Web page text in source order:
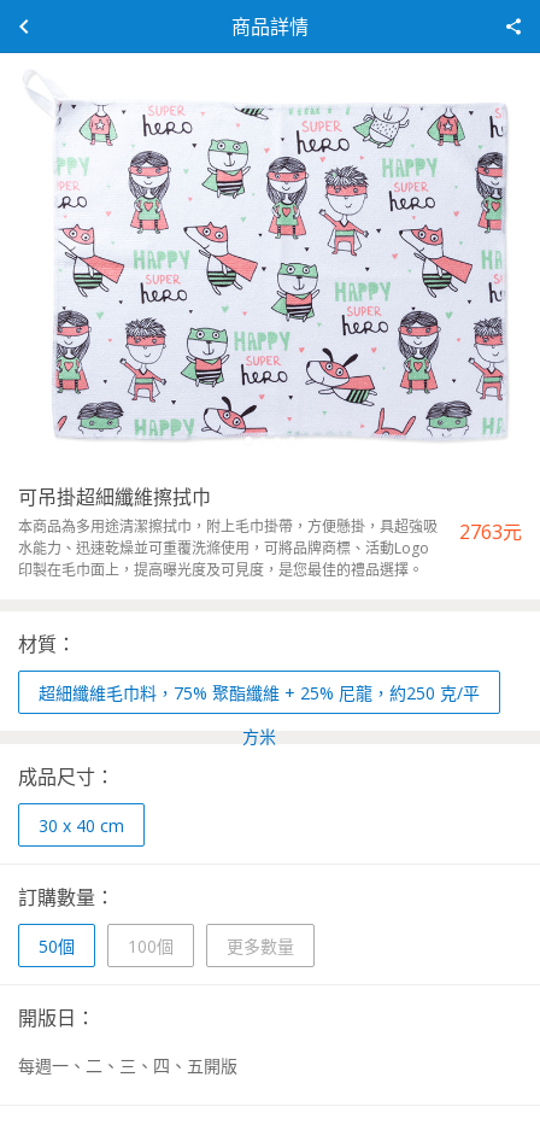
商品詳情
可吊掛超細纖維擦拭巾
本商品為多用途清潔擦拭巾，附上毛巾掛帶，方便懸掛，具超強吸
水能力、迅速乾燥並可重覆洗滌使用，可將品牌商標、活動Logo
印製在毛巾面上，提高曝光度及可見度，是您最佳的禮品選擇。
2763元
材質：
超細纖維毛巾料，75% 聚酯纖維 + 25% 尼龍，約250 克/平
方米
成品尺寸：
30 x 40 cm
訂購數量：
50個 100個 更多數量
開版日：
每週一、二、三、四、五開版